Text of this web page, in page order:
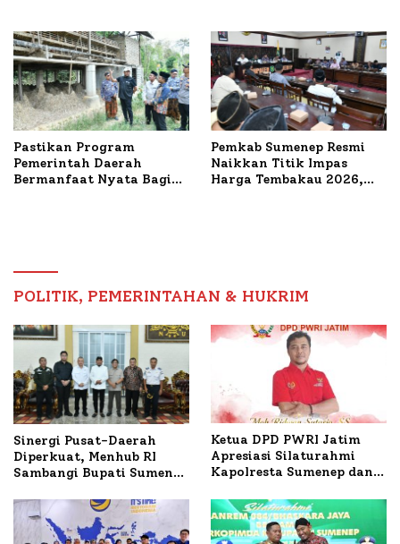
Pastikan Program
Pemerintah Daerah
Bermanfaat Nyata Bagi
Pemkab Sumenep Resmi
Naikkan Titik Impas
Harga Tembakau 2026,
POLITIK, PEMERINTAHAN & HUKRIM
Sinergi Pusat-Daerah
Diperkuat, Menhub RI
Sambangi Bupati Sumenep
Mutiara Sentosa II
Ketua DPD PWRI Jatim
Apresiasi Silaturahmi
Kapolresta Sumenep dan
Ideal Polri-Pers